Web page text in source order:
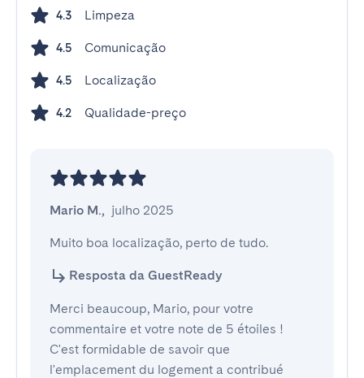
4.3 Limpeza
4.5 Comunicação
4.5 Localização
4.2 Qualidade-preço
Mario M., julho 2025
Muito boa localização, perto de tudo.
Resposta da GuestReady
Merci beaucoup, Mario, pour votre
commentaire et votre note de 5 étoiles !
C'est formidable de savoir que
l'emplacement du logement a contribué